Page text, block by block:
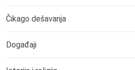
Čikago dešavanja
Događaji